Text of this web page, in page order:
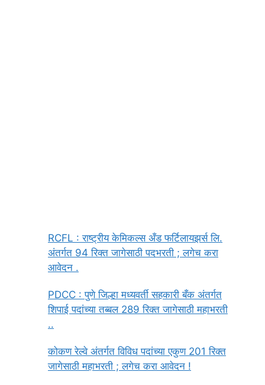
RCFL : राष्ट्रीय केमिकल्स अँड फर्टिलायझर्स लि.
अंतर्गत 94 रिक्त जागेसाठी पदभरती ; लगेच करा
आवेदन .
PDCC : पुणे जिल्हा मध्यवर्ती सहकारी बँक अंतर्गत
शिपाई पदांच्या तब्बल 289 रिक्त जागेसाठी महाभरती
..
कोकण रेल्वे अंतर्गत विविध पदांच्या एकुण 201 रिक्त
जागेसाठी महाभरती ; लगेच करा आवेदन !